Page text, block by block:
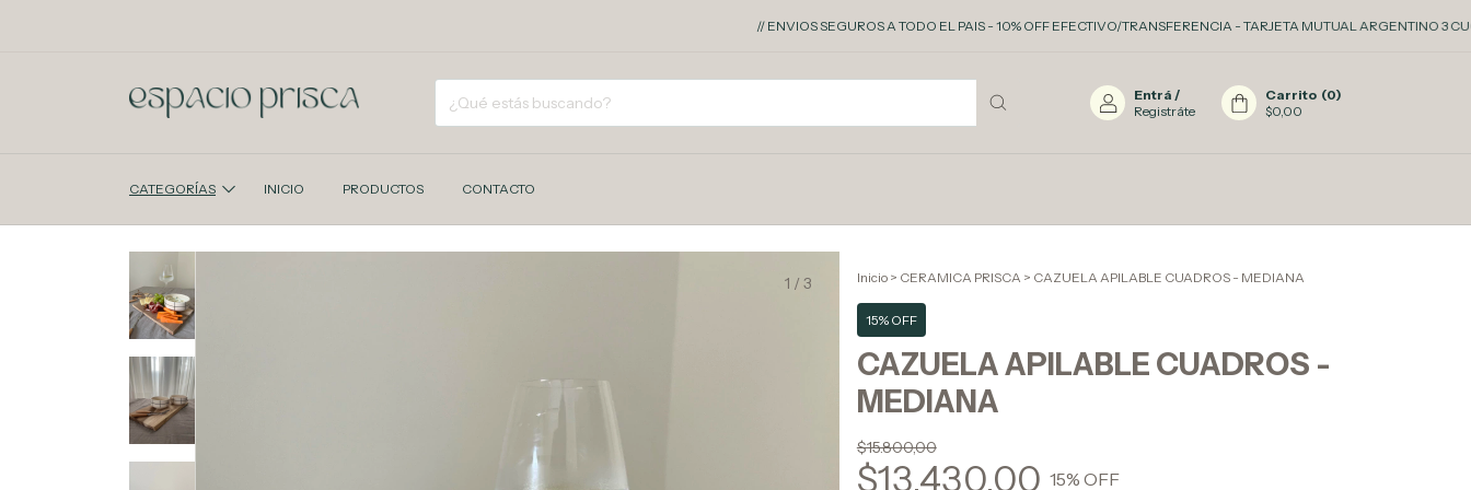
// ENVIOS SEGUROS A TODO EL PAIS - 10% OFF EFECTIVO/TRANSFERENCIA - TARJETA MUTUAL ARGENTINO 3 CUOTAS SIN
Entrá /
Registráte
Carrito (0)
$0,00
CATEGORÍAS INICIO PRODUCTOS CONTACTO
1 / 3 Inicio > CERAMICA PRISCA > CAZUELA APILABLE CUADROS - MEDIANA
15% OFF
CAZUELA APILABLE CUADROS -
MEDIANA
$15.800,00
$13.430,00 15% OFF